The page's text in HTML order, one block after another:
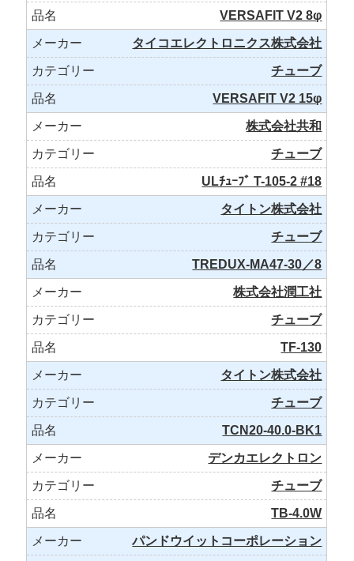
VERSAFIT V2 8φ
タイコエレクトロニクス株式会社
チューブ
VERSAFIT V2 15φ
株式会社共和
チューブ
ULﾁｭｰﾌﾞ T-105-2 #18
タイトン株式会社
チューブ
TREDUX-MA47-30／8
株式会社潤工社
チューブ
TF-130
タイトン株式会社
チューブ
TCN20-40.0-BK1
デンカエレクトロン
チューブ
TB-4.0W
パンドウイットコーポレーション